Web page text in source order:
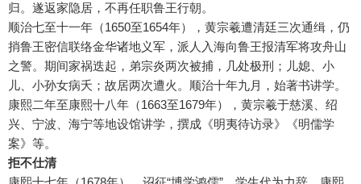
归。遂返家隐居，不再任职鲁王行朝。
顺治七至十一年（1650至1654年），黄宗羲遭清廷三次通缉，仍
捎鲁王密信联络金华诸地义军，派人入海向鲁王报清军将攻舟山
之警。期间家祸迭起，弟宗炎两次被捕，几处极刑；儿媳、小
儿、小孙女病夭；故居两次遭火。顺治十年九月，始著书讲学。
康熙二年至康熙十八年（1663至1679年），黄宗羲于慈溪、绍
兴、宁波、海宁等地设馆讲学，撰成《明夷待访录》《明儒学
案》等。
拒不仕清